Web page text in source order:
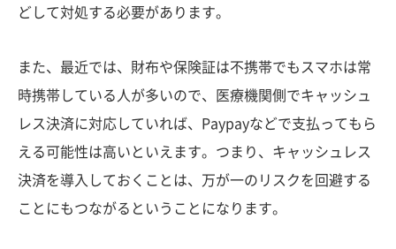
どして対処する必要があります。
また、最近では、財布や保険証は不携帯でもスマホは常
時携帯している人が多いので、医療機関側でキャッシュ
レス決済に対応していれば、Paypayなどで支払ってもら
える可能性は高いといえます。つまり、キャッシュレス
決済を導入しておくことは、万が一のリスクを回避する
ことにもつながるということになります。